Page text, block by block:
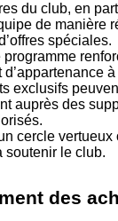
du club, en
de manière
spéciales.
programme
d’appartenance
exclusifs
auprès des
cercle vertueux
soutenir le club.
des